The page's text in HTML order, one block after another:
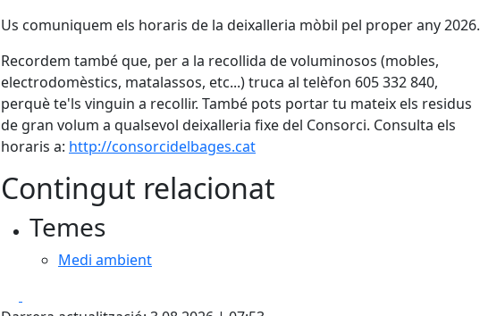
Us comuniquem els horaris de la deixalleria mòbil pel proper any 2026.
Recordem també que, per a la recollida de voluminosos (mobles,
electrodomèstics, matalassos, etc...) truca al telèfon 605 332 840,
perquè te'ls vinguin a recollir. També pots portar tu mateix els residus
de gran volum a qualsevol deixalleria fixe del Consorci. Consulta els
horaris a: http://consorcidelbages.cat
Contingut relacionat
Temes
Medi ambient